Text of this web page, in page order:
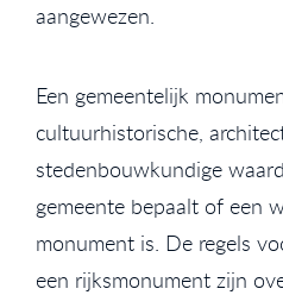
aangewezen.
Een gemeentelijk
cultuurhistorische,
stedenbouwkundige
gemeente bepaalt of een
monument is. De regels
een rijksmonument zijn